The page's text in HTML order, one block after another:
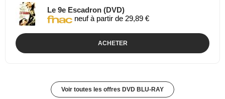
Le 9e Escadron (DVD)
neuf à partir de 29,89 €
ACHETER
Voir toutes les offres DVD BLU-RAY